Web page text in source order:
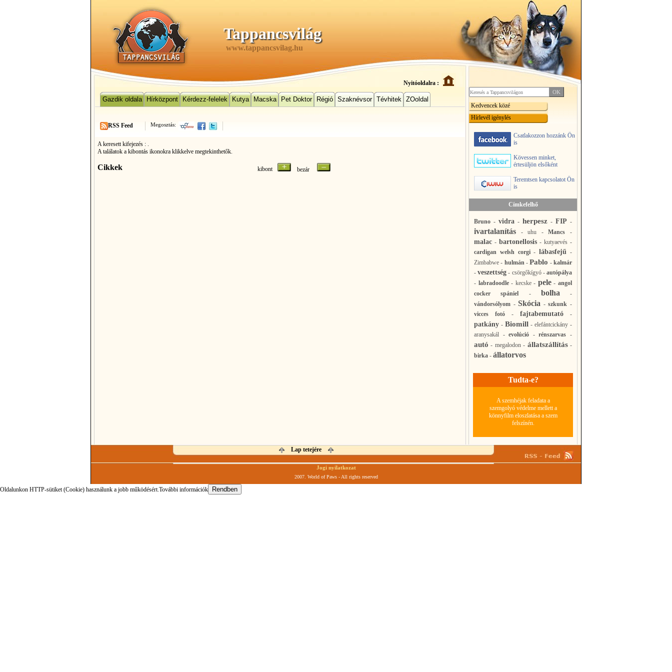
Tappancsvilág
www.tappancsvilag.hu
Nyitóoldalra :
Gazdik oldala Hírközpont Kérdezz-felelek Kutya Macska Pet Doktor Régió Szaknévsor Tévhitek ZOoldal
Megosztás:
RSS Feed
A keresett kifejezés : .
A találatok a kibontás ikonokra klikkelve megtekinthetők.
Cikkek kibont bezár
Kedvencek közé
Hírlevél igénylés
Csatlakozzon hozzánk Ön
is
Kövessen minket,
értesüljön elsőként
Teremtsen kapcsolatot Ön
is
Címkefelhő
Bruno - vidra - herpesz - FIP -
ivartalanítás -uhu -Mancs -
malac - bartonellosis - kutyaevés -
cardigan welsh corgi-lábasfejű -
Zimbabwe - hulmán-Pablo -kalmár
-veszettség - csörgőkígyó-autópálya
- labradoodle- kecske- pele-angol
cocker spániel - bolha-
vándorsólyom -Skócia -szkunk -
vicces fotó - fajtabemutató -
patkány - Biomill - elefántcickány -
aranysakál -evolúció -rénszarvas -
autó - megalodon- állatszállítás-
birka - állatorvos
Tudta-e?
A szemhéjak feladata a
szemgolyó védelme mellett a
könnyfilm eloszlatása a szem
felszínén.
Lap tetejére
Jogi nyilatkozat
2007. World of Paws - All rights reserved
Oldalunkon HTTP-sütiket (Cookie) használunk a jobb működésért.További információk